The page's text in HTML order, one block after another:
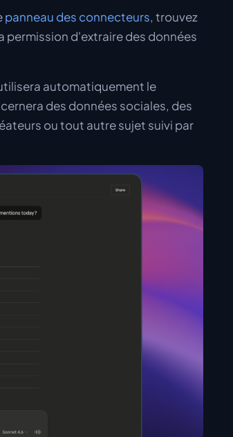
panneau des connecteurs, trouvez
permission d'extraire des données
automatiquement le
des données sociales, des
ou tout autre sujet suivi par